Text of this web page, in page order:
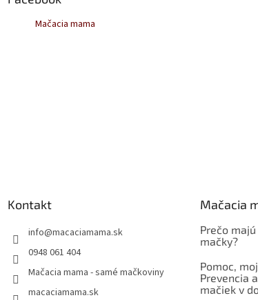
Mačacia mama
Kontakt
info@macaciamama.sk
0948 061 404
Mačacia mama - samé mačkoviny
macaciamama.sk
Mačacia
Prečo
mačky?
Pomoc,
Prevencia
mačiek v